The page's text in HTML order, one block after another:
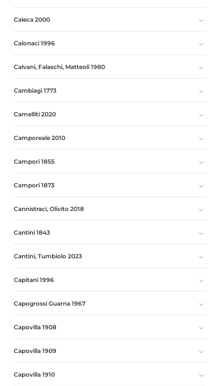
Caleca 2000
Calonaci 1996
Calvani, Falaschi, Matteoli 1980
Cambiagi 1773
Camelliti 2020
Camporeale 2010
Campori 1855
Campori 1873
Cannistraci, Olivito 2018
Cantini 1843
Cantini, Tumbiolo 2023
Capitani 1996
Capogrossi Guarna 1967
Capovilla 1908
Capovilla 1909
Capovilla 1910